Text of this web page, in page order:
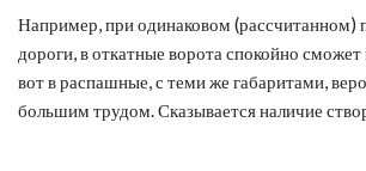
Например, при одинаковом (рассчитанном)
дороги, в откатные ворота спокойно сможет
вот в распашные, с теми же габаритами,
большим трудом. Сказывается наличие